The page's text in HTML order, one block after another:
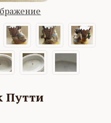
Путти